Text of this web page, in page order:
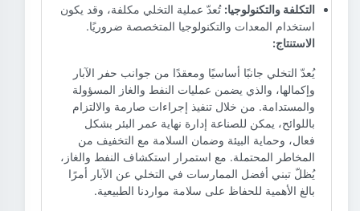
التكلفة والتكنولوجيا: تُعدّ عملية التخلي مكلفة، وقد يكون
استخدام المعدات والتكنولوجيا المتخصصة ضروريًا.
الاستنتاج:
يُعدّ التخلي جانبًا أساسيًا ومعقدًا من جوانب حفر الآبار
وإكمالها، والذي يضمن عمليات النفط والغاز المسؤولة
والمستدامة. من خلال تنفيذ إجراءات صارمة والالتزام
باللوائح، يمكن للصناعة إدارة نهاية عمر البئر بشكل
فعال، وحماية البيئة وضمان السلامة مع التخفيف من
المخاطر المحتملة. مع استمرار استكشاف النفط والغاز،
يُظلّ تبني أفضل الممارسات في التخلي عن الآبار أمرًا
بالغ الأهمية للحفاظ على سلامة مواردنا الطبيعية.